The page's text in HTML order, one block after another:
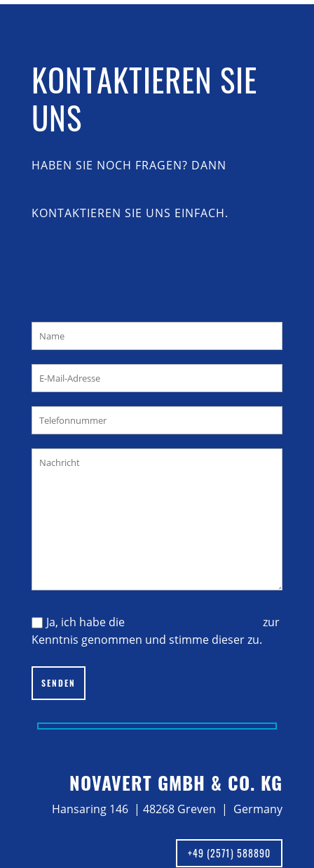
KONTAKTIEREN SIE
UNS
HABEN SIE NOCH FRAGEN? DANN
KONTAKTIEREN SIE UNS EINFACH.
Ja, ich habe die
zur
Kenntnis genommen und stimme dieser zu.
Bitte lasse dieses Feld leer.
SENDEN
NOVAVERT GMBH & CO. KG
Hansaring 146 | 48268 Greven | Germany
+49 (2571) 588890